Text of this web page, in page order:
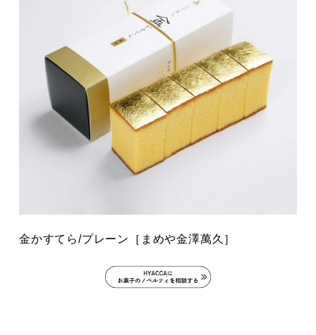
金かすてら/プレーン［まめや金澤萬久］